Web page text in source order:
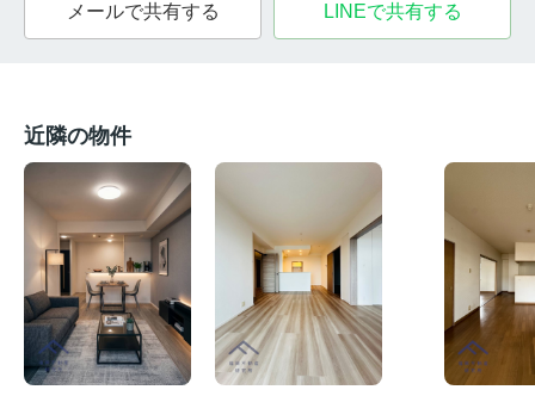
メールで共有する LINEで共有する
近隣の物件